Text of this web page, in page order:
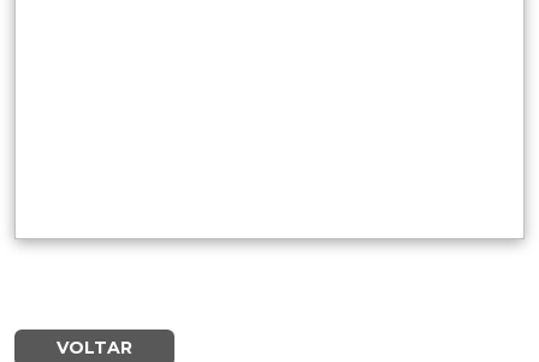
VOLTAR